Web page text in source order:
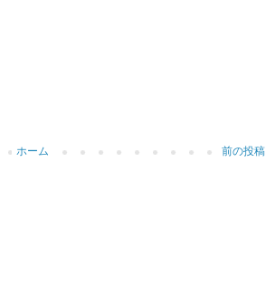
前の投稿
ホーム